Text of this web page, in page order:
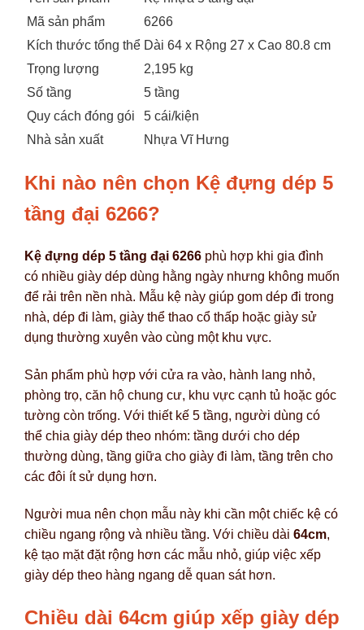
Mã sản phẩm
6266
Kích thước tổng thể Dài 64 x Rộng 27 x Cao 80.8 cm
Trọng lượng
2,195 kg
Số tầng
5 tầng
Quy cách đóng gói
5 cái/kiện
Nhà sản xuất
Nhựa Vĩ Hưng
Khi nào nên chọn Kệ đựng dép 5
tầng đại 6266?
Kệ đựng dép 5 tầng đại 6266 phù hợp khi gia đình
có nhiều giày dép dùng hằng ngày nhưng không muốn
để rải trên nền nhà. Mẫu kệ này giúp gom dép đi trong
nhà, dép đi làm, giày thể thao cổ thấp hoặc giày sử
dụng thường xuyên vào cùng một khu vực.
Sản phẩm phù hợp với cửa ra vào, hành lang nhỏ,
phòng trọ, căn hộ chung cư, khu vực cạnh tủ hoặc góc
tường còn trống. Với thiết kế 5 tầng, người dùng có
thể chia giày dép theo nhóm: tầng dưới cho dép
thường dùng, tầng giữa cho giày đi làm, tầng trên cho
các đôi ít sử dụng hơn.
Người mua nên chọn mẫu này khi cần một chiếc kệ có
chiều ngang rộng và nhiều tầng. Với chiều dài 64cm,
kệ tạo mặt đặt rộng hơn các mẫu nhỏ, giúp việc xếp
giày dép theo hàng ngang dễ quan sát hơn.
Chiều dài 64cm giúp xếp giày dép